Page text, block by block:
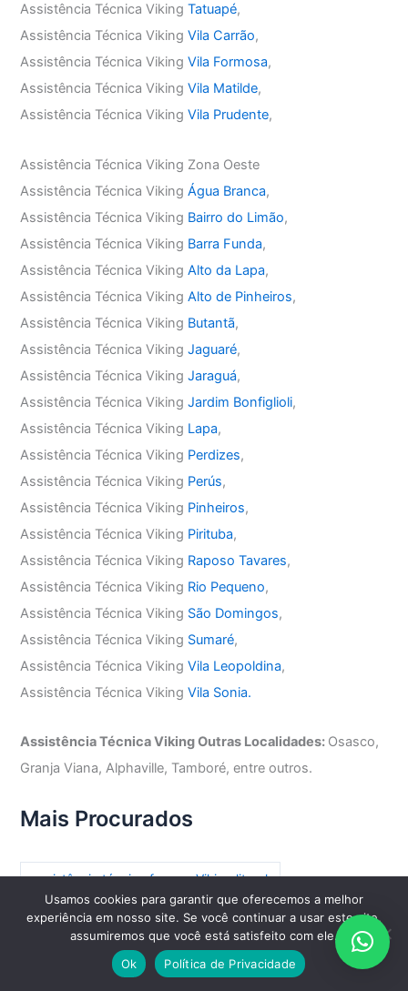
Assistência Técnica VikingTatuapé,
Assistência Técnica VikingVila Carrão,
Assistência Técnica VikingVila Formosa,
Assistência Técnica VikingVila Matilde,
Assistência Técnica VikingVila Prudente,
Assistência Técnica Viking Zona Oeste
Assistência Técnica VikingÁgua Branca,
Assistência Técnica Viking Bairro do Limão,
Assistência Técnica Viking Barra Funda,
Assistência Técnica VikingAlto da Lapa,
Assistência Técnica VikingAlto de Pinheiros,
Assistência Técnica Viking Butantã,
Assistência Técnica VikingJaguaré,
Assistência Técnica VikingJaraguá,
Assistência Técnica VikingJardim Bonfiglioli,
Assistência Técnica Viking Lapa,
Assistência Técnica Viking Perdizes,
Assistência Técnica Viking Perús,
Assistência Técnica Viking Pinheiros,
Assistência Técnica Viking Pirituba,
Assistência Técnica Viking Raposo Tavares,
Assistência Técnica Viking Rio Pequeno,
Assistência Técnica Viking São Domingos,
Assistência Técnica Viking Sumaré,
Assistência Técnica VikingVila Leopoldina,
Assistência Técnica VikingVila Sonia.
Assistência Técnica Viking Outras Localidades: Osasco,
Granja Viana, Alphaville, Tamboré, entre outros.
Mais Procurados
assistência técnica freezer Viking litoral
assistência técnica freezer Viking onde encontrar
assistência técnica freezer Viking sp
Usamos cookies para garantir que oferecemos a melhor
experiência em nosso site. Se você continuar a usar este site,
assumiremos que você está satisfeito com ele.
Ok
Política de Privacidade